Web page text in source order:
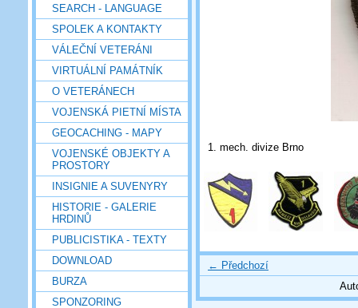
SEARCH - LANGUAGE
SPOLEK A KONTAKTY
VÁLEČNÍ VETERÁNI
VIRTUÁLNÍ PAMÁTNÍK
O VETERÁNECH
VOJENSKÁ PIETNÍ MÍSTA
GEOCACHING - MAPY
VOJENSKÉ OBJEKTY A
PROSTORY
INSIGNIE A SUVENYRY
HISTORIE - GALERIE
HRDINŮ
PUBLICISTIKA - TEXTY
DOWNLOAD
BURZA
SPONZORING
1. mech. divize Brno
← Předchozí